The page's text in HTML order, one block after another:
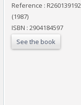
Reference : R260139192
(1987)
ISBN : 2904184597
See the book